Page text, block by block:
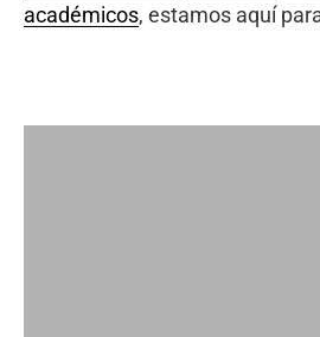
académicos, estamos aquí